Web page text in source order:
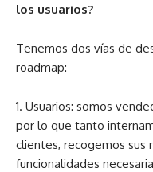
los usuarios?
Tenemos dos vías de
roadmap:
Usuarios: somos
por lo que tanto
clientes, recogemos sus
funcionalidades